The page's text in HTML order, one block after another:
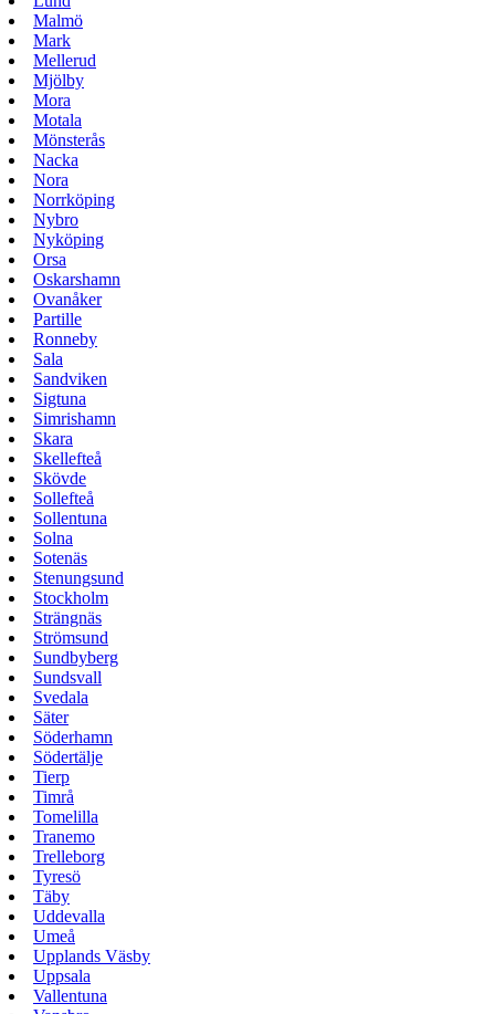
Malmö
Mark
Mellerud
Mjölby
Mora
Motala
Mönsterås
Nacka
Nora
Norrköping
Nybro
Nyköping
Orsa
Oskarshamn
Ovanåker
Partille
Ronneby
Sala
Sandviken
Sigtuna
Simrishamn
Skara
Skellefteå
Skövde
Sollefteå
Sollentuna
Solna
Sotenäs
Stenungsund
Stockholm
Strängnäs
Strömsund
Sundbyberg
Sundsvall
Svedala
Säter
Söderhamn
Södertälje
Tierp
Timrå
Tomelilla
Tranemo
Trelleborg
Tyresö
Täby
Uddevalla
Umeå
Upplands Väsby
Uppsala
Vallentuna